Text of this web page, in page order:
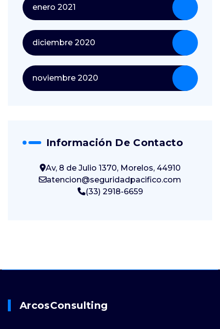
enero 2021
diciembre 2020
noviembre 2020
Información De Contacto
Av, 8 de Julio 1370, Morelos, 44910
atencion@seguridadpacifico.com
(33) 2918-6659
ArcosConsulting